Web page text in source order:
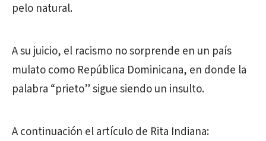
pelo natural.
A su juicio, el racismo no sorprende en un país
mulato como República Dominicana, en donde la
palabra “prieto” sigue siendo un insulto.
A continuación el artículo de Rita Indiana: